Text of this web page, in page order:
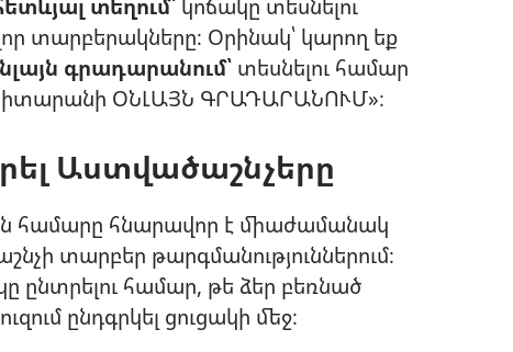
տարբերակները։ Օրինակ՝ կարող եք
գրադարանում՝տեսնելու համար
ՕՆԼԱՅՆ ԳՐԱԴԱՐԱՆՈՒՄ»։
Աստվածաշնչերը
համարը հնարավոր է միաժամանակ
տարբեր թարգմանություններում։
ընտրելու համար, թե ձեր բեռնած
ընդգրկել ցուցակի մեջ։